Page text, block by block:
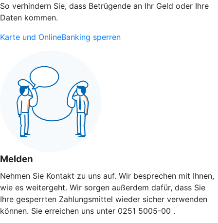
So verhindern Sie, dass Betrügende an Ihr Geld oder Ihre
Daten kommen.
Karte und OnlineBanking sperren
Melden
Nehmen Sie Kontakt zu uns auf. Wir besprechen mit Ihnen,
wie es weitergeht. Wir sorgen außerdem dafür, dass Sie
Ihre gesperrten Zahlungsmittel wieder sicher verwenden
können. Sie erreichen uns unter 0251 5005-00 .